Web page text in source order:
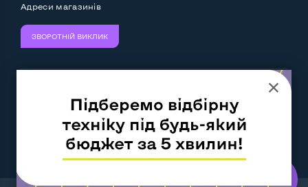
Адреси магазинів
ЗВОРОТНІЙ ВИКЛИК
Слідкуйте за нами:
Work.ua— самий кльовий
наш партнер